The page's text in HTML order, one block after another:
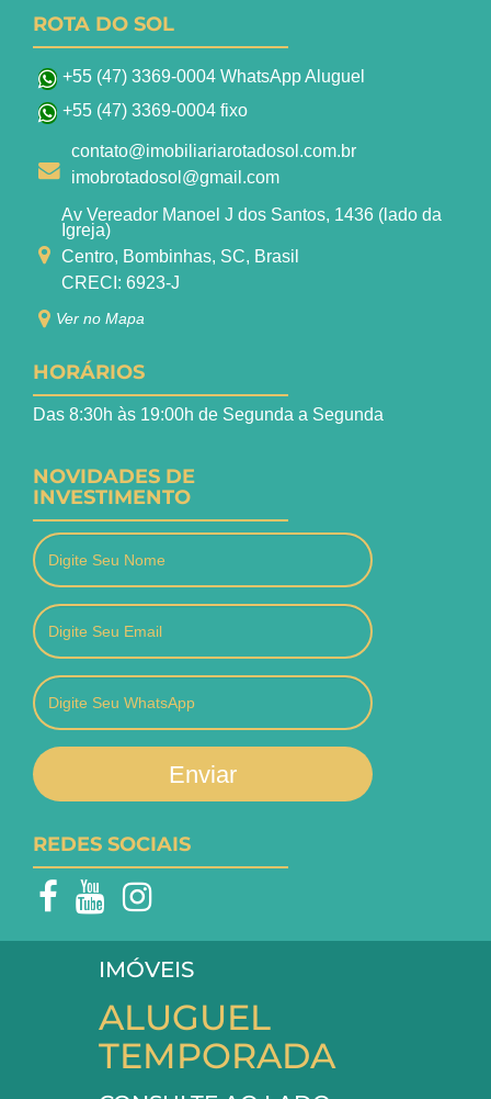
ROTA DO SOL
+55 (47) 3369-0004 WhatsApp Aluguel
+55 (47) 3369-0004 fixo
contato@imobiliariarotadosol.com.br
imobrotadosol@gmail.com
Av Vereador Manoel J dos Santos, 1436 (lado da
Igreja)
Centro, Bombinhas, SC, Brasil
CRECI: 6923-J
Ver no Mapa
HORÁRIOS
Das 8:30h às 19:00h de Segunda a Segunda
NOVIDADES DE
INVESTIMENTO
Enviar
REDES SOCIAIS
IMÓVEIS
ALUGUEL
TEMPORADA